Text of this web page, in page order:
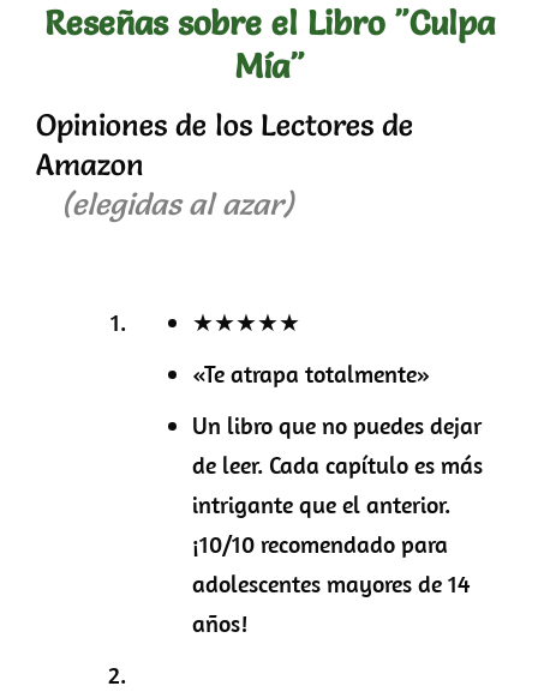
Reseñas sobre el Libro "Culpa
Mía"
Opiniones de los Lectores de
Amazon
(elegidas al azar)
★★★★★
«Te atrapa totalmente»
Un libro que no puedes dejar
de leer. Cada capítulo es más
intrigante que el anterior.
¡10/10 recomendado para
adolescentes mayores de 14
años!